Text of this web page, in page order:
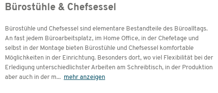
Marken wie Interstuhl, Topstar oder Steifensand, die stark
ergonomische Sitzposition fördern. Mit diesem
Produktberater unterstützen wir Sie vor dem Kauf und
helfen Ihnen, den optimalen Bürostuhl für Ihre Bedürfnisse
zu finden.
Bürostühle & Chefsessel
Bürostühle und Chefsessel sind elementare Bestandteile des Büroalltags.
An fast jedem Büroarbeitsplatz, im Home Office, in der Chefetage und
selbst in der Montage bieten Bürostühle und Chefsessel komfortable
Möglichkeiten in der Einrichtung. Besonders dort, wo viel Flexibilität bei der
Erledigung unterschiedlichster Arbeiten am Schreibtisch, in der Produktion
aber auch in der m... mehr anzeigen